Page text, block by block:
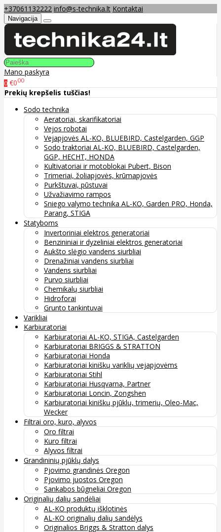
+37061132222 info@s-technika.lt Kontaktai
Navigacija
Mano paskyra
0 €000
Prekių krepšelis tuščias!
Sodo technika
Aeratoriai, skarifikatoriai
Vejos robotai
Vejapjovės AL-KO, BLUEBIRD, Castelgarden, GGP
Sodo traktoriai AL-KO, BLUEBIRD, Castelgarden,
GGP, HECHT, HONDA
Kultivatoriai ir motoblokai Pubert, Bison
Trimeriai, žoliapjovės, krūmapjovės
Purkštuvai, pūstuvai
Užvažiavimo rampos
Sniego valymo technika AL-KO, Garden PRO, Honda,
Parang, STIGA
Statyboms
Invertoriniai elektros generatoriai
Benzininiai ir dyzeliniai elektros generatoriai
Aukšto slėgio vandens siurbliai
Drenažiniai vandens siurbliai
Vandens siurbliai
Purvo siurbliai
Chemikalų siurbliai
Hidroforai
Grunto tankintuvai
Varikliai
Karbiuratoriai
Karbiuratoriai AL-KO, STIGA, Castelgarden
Karbiuratoriai BRIGGS & STRATTON
Karbiuratoriai Honda
Karbiuratoriai kiniškų variklių vejapjovėms
Karbiuratoriai Stihl
Karbiuratoriai Husqvarna, Partner
Karbiuratoriai Loncin, Zongshen
Karbiuratoriai kiniškų pjūklų, trimerių, Oleo-Mac,
Wecker
Filtrai oro, kuro, alyvos
Oro filtrai
Kuro filtrai
Alyvos filtrai
Grandininių pjūklų dalys
Pjovimo grandinės Oregon
Pjovimo juostos Oregon
Sankabos būgneliai Oregon
Originalių dalių sandėliai
AL-KO produktų išklotinės
AL-KO originalių dalių sandėlys
Originalios Briggs & Stratton dalys